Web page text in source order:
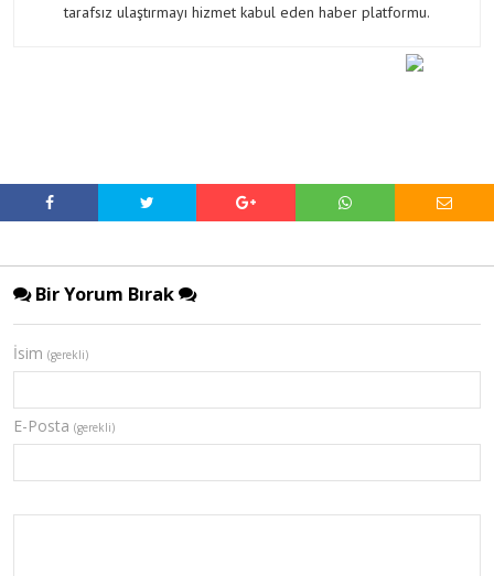
tarafsız ulaştırmayı hizmet kabul eden haber platformu.
Bir Yorum Bırak
İsim (gerekli)
E-Posta (gerekli)